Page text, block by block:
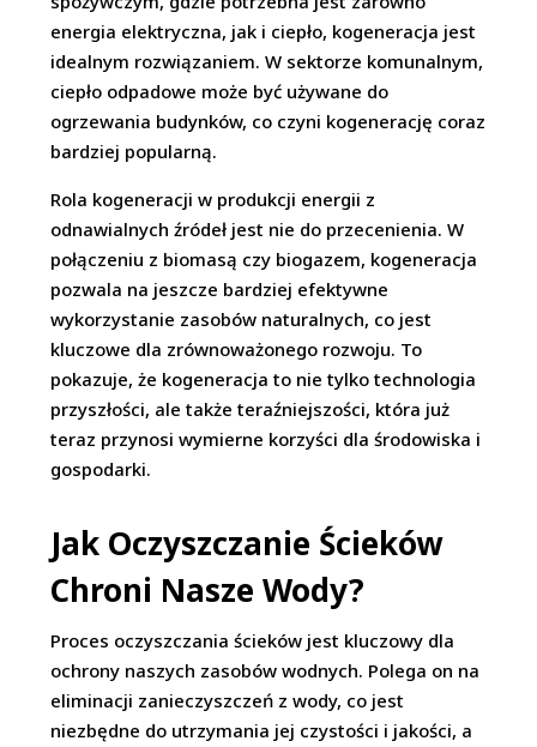
energia elektryczna, jak i ciepło, kogeneracja jest
idealnym rozwiązaniem. W sektorze komunalnym,
ciepło odpadowe może być używane do
ogrzewania budynków, co czyni kogenerację coraz
bardziej popularną.
Rola kogeneracji w produkcji energii z
odnawialnych źródeł jest nie do przecenienia. W
połączeniu z biomasą czy biogazem, kogeneracja
pozwala na jeszcze bardziej efektywne
wykorzystanie zasobów naturalnych, co jest
kluczowe dla zrównoważonego rozwoju. To
pokazuje, że kogeneracja to nie tylko technologia
przyszłości, ale także teraźniejszości, która już
teraz przynosi wymierne korzyści dla środowiska i
gospodarki.
Jak Oczyszczanie Ścieków
Chroni Nasze Wody?
Proces oczyszczania ścieków jest kluczowy dla
ochrony naszych zasobów wodnych. Polega on na
eliminacji zanieczyszczeń z wody, co jest
niezbędne do utrzymania jej czystości i jakości, a